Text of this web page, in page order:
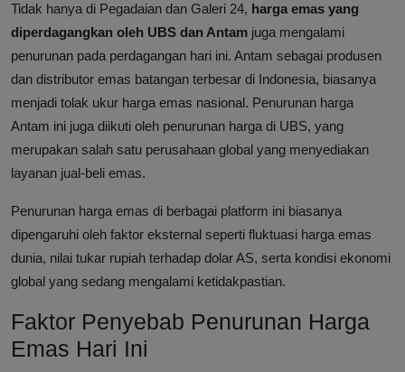
Tidak hanya di Pegadaian dan Galeri 24, harga emas yang
diperdagangkan oleh UBS dan Antam juga mengalami
penurunan pada perdagangan hari ini. Antam sebagai produsen
dan distributor emas batangan terbesar di Indonesia, biasanya
menjadi tolak ukur harga emas nasional. Penurunan harga
Antam ini juga diikuti oleh penurunan harga di UBS, yang
merupakan salah satu perusahaan global yang menyediakan
layanan jual-beli emas.
Penurunan harga emas di berbagai platform ini biasanya
dipengaruhi oleh faktor eksternal seperti fluktuasi harga emas
dunia, nilai tukar rupiah terhadap dolar AS, serta kondisi ekonomi
global yang sedang mengalami ketidakpastian.
Faktor Penyebab Penurunan Harga
Emas Hari Ini